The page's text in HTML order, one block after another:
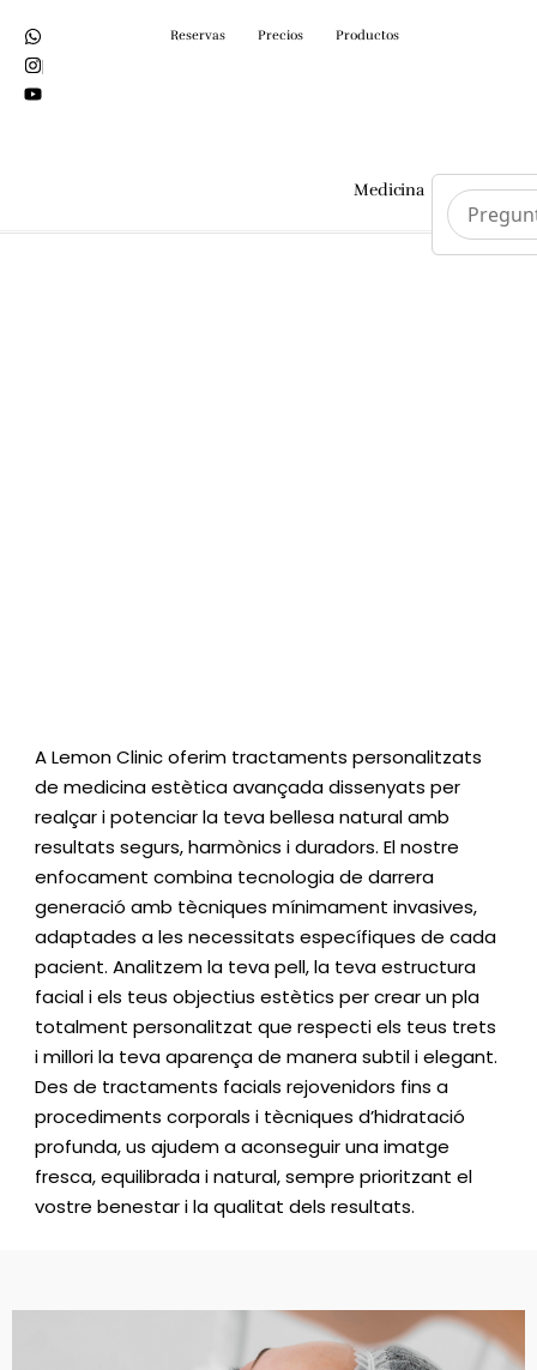
Reservas Precios Productos
Medicina
A Lemon Clinic oferim tractaments personalitzats
de medicina estètica avançada dissenyats per
realçar i potenciar la teva bellesa natural amb
resultats segurs, harmònics i duradors. El nostre
enfocament combina tecnologia de darrera
generació amb tècniques mínimament invasives,
adaptades a les necessitats específiques de cada
pacient. Analitzem la teva pell, la teva estructura
facial i els teus objectius estètics per crear un pla
totalment personalitzat que respecti els teus trets
i millori la teva aparença de manera subtil i elegant.
Des de tractaments facials rejovenidors fins a
procediments corporals i tècniques d’hidratació
profunda, us ajudem a aconseguir una imatge
fresca, equilibrada i natural, sempre prioritzant el
vostre benestar i la qualitat dels resultats.